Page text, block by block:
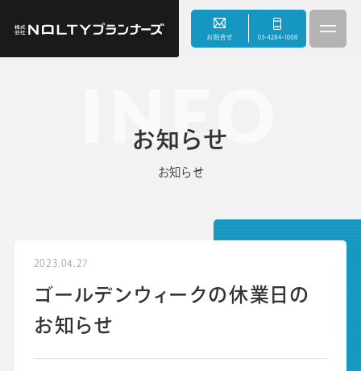
会社情報
採用情報
INFO
お知らせ
お知らせ
2023.04.27
ゴールデンウィークの休業日の
お知らせ